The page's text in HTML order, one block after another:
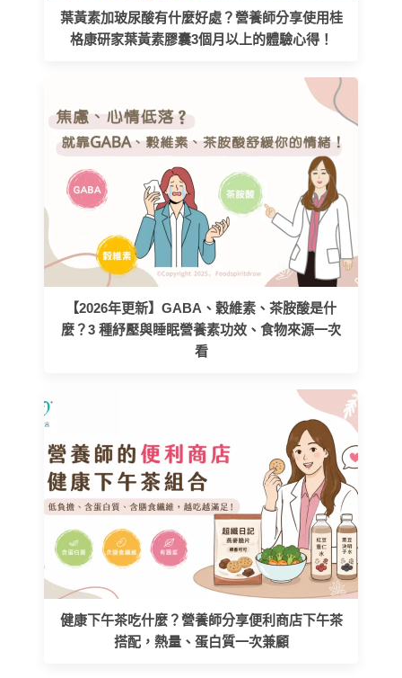
葉黃素加玻尿酸有什麼好處？營養師分享使用桂
格康研家葉黃素膠囊3個月以上的體驗心得！
【2026年更新】GABA、穀維素、茶胺酸是什
麼？3 種紓壓與睡眠營養素功效、食物來源一次
看
健康下午茶吃什麼？營養師分享便利商店下午茶
搭配，熱量、蛋白質一次兼顧